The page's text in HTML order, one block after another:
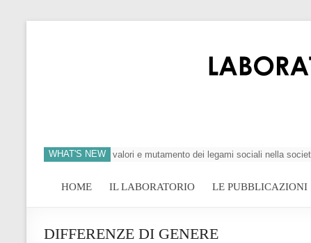
WHAT'S NEW
dell’individuo, crisi dei valori e mutamento dei legami sociali nella società
HOME IL LABORATORIO LE PUBBLICAZIONI
DIFFERENZE DI GENERE